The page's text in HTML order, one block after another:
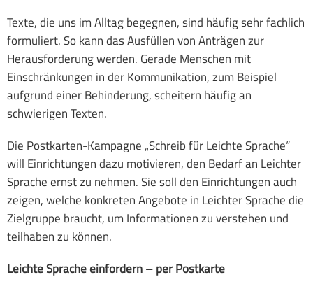
Texte, die uns im Alltag begegnen, sind häufig sehr fachlich
formuliert. So kann das Ausfüllen von Anträgen zur
Herausforderung werden. Gerade Menschen mit
Einschränkungen in der Kommunikation, zum Beispiel
aufgrund einer Behinderung, scheitern häufig an
schwierigen Texten.
Die Postkarten-Kampagne „Schreib für Leichte Sprache“
will Einrichtungen dazu motivieren, den Bedarf an Leichter
Sprache ernst zu nehmen. Sie soll den Einrichtungen auch
zeigen, welche konkreten Angebote in Leichter Sprache die
Zielgruppe braucht, um Informationen zu verstehen und
teilhaben zu können.
Leichte Sprache einfordern – per Postkarte
Assistenz beim Wohnen
FINK - Freizeit INKlusiv
Büro für Leichte Sprache
Kooperation und Inklusion
Schwerpunkte
Besondere Angebote
Gemeinsam Leben
Elternbeirat
SMV